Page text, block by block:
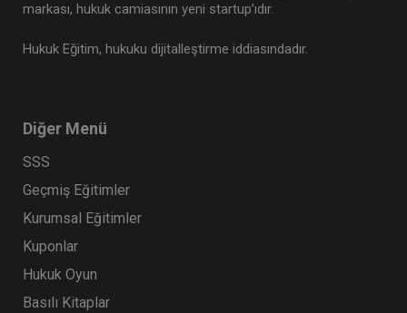
markası, hukuk camiasının yeni startup’ıdır.
Hukuk Eğitim, hukuku dijitalleştirme iddiasındadır.
Diğer Menü
SSS
Geçmiş Eğitimler
Kurumsal Eğitimler
Kuponlar
Hukuk Oyun
Basılı Kitaplar